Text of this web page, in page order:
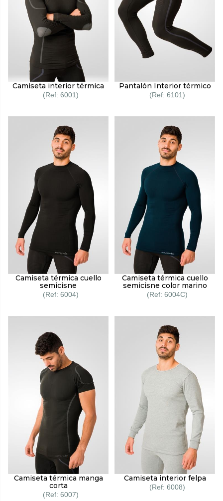
Camiseta interior térmica
6001
Pantalón Interior térmico
6101
Camiseta térmica cuello
semicisne
6004
Camiseta térmica cuello
semicisne color marino
6004C
Camiseta térmica manga
corta
6007
Camiseta interior felpa
6008